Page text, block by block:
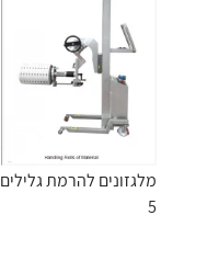
מלגזונים להרמת גלילים
5